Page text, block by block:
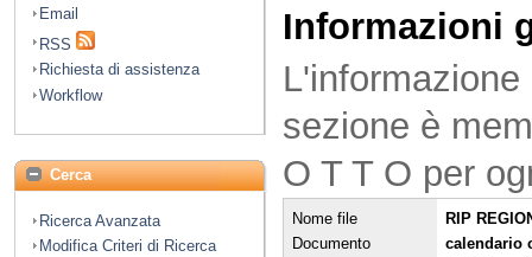
Email
RSS
Richiesta di assistenza
Workflow
Cerca
Ricerca Avanzata
Modifica Criteri di Ricerca
Informazioni
sezione è
O T T O per
Nome file
Documento
RIP
calendario